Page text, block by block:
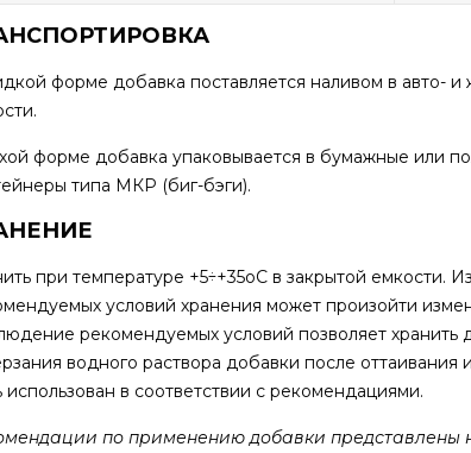
форме добавка поставляется наливом в авто-
форме добавка упаковывается в бумажные или
типа МКР (биг-бэги).
при температуре +5÷+35оС в закрытой емкости.
условий хранения может произойти
рекомендуемых условий позволяет хранить
водного раствора добавки после
использован в соответствии с рекомендациями.
по применению добавки